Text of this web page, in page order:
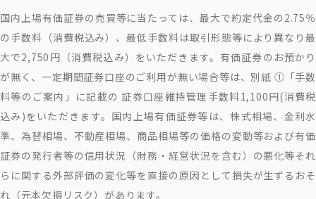
国内上場有価証券の売買等に当たっては、最大で約定代金の2.75％
の手数料（消費税込み）、最低手数料は取引形態等により異なり最
大で2,750円（消費税込み）をいただきます。有価証券のお預かり
が無く、一定期間証券口座のご利用が無い場合等は、別紙 ①「手数
料等のご案内」に記載の 証券口座維持管理手数料1,100円(消費税
込み)をいただきます。国内上場有価証券等は、株式相場、金利水
準、為替相場、不動産相場、商品相場等の価格の変動等および有価
証券の発行者等の信用状況（財務・経営状況を含む）の悪化等それ
らに関する外部評価の変化等を直接の原因として損失が生ずるおそ
れ（元本欠損リスク）があります。